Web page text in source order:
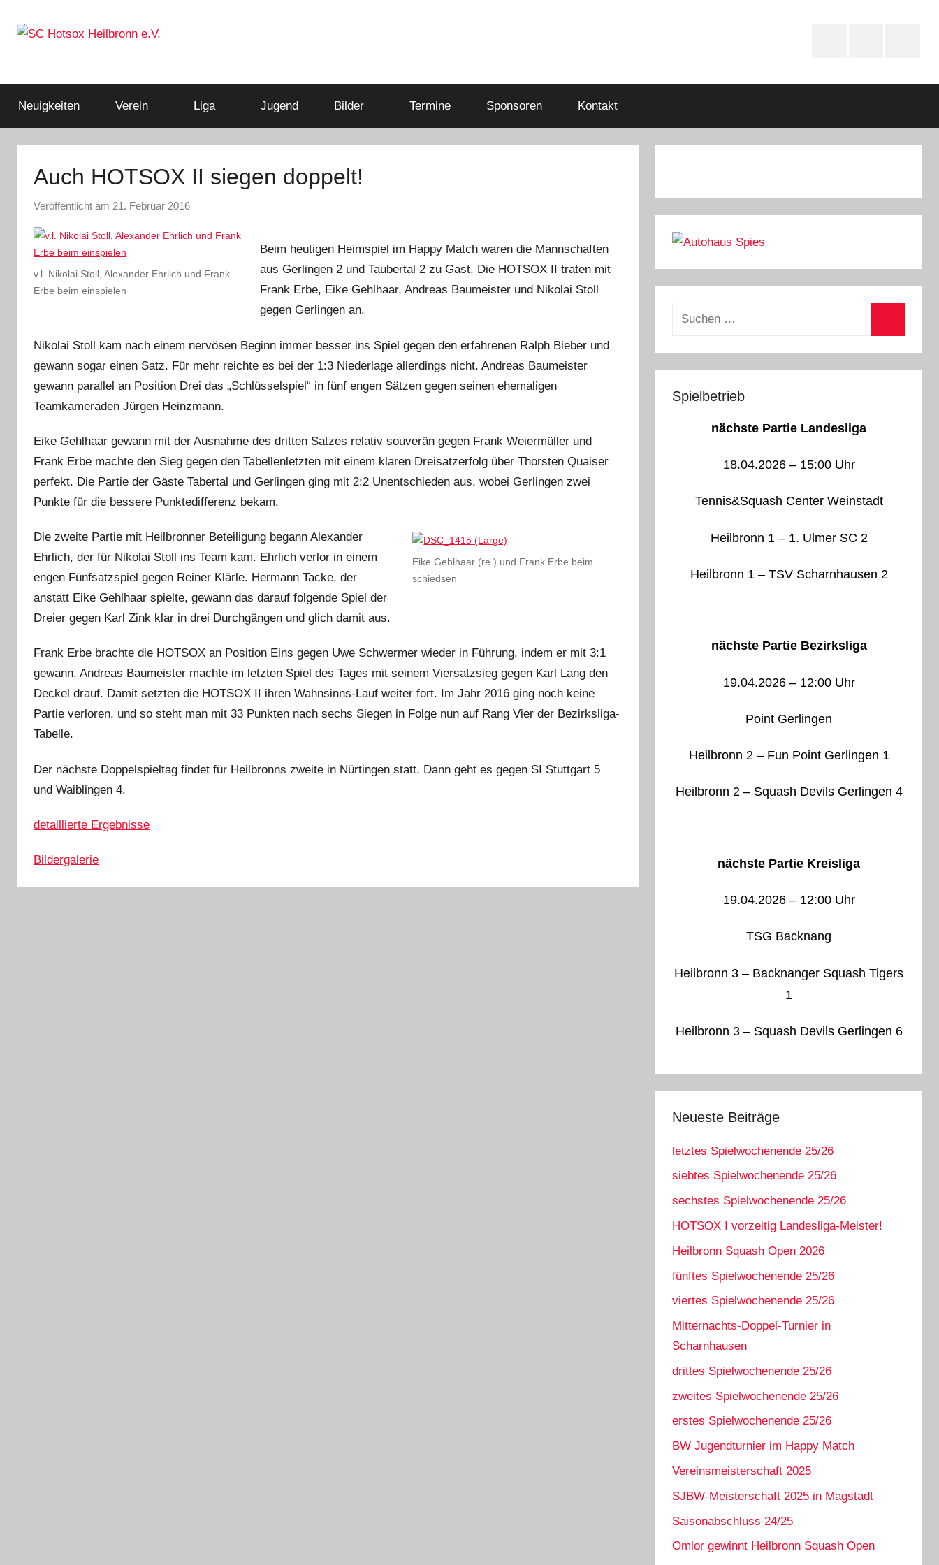
Inhalt
Hotsox
Heilbronn
e.V.
Neuigkeiten Verein Liga Jugend Bilder Termine Sponsoren Kontakt
Auch HOTSOX II siegen doppelt!
Veröffentlicht am 21. Februar 2016
n
d
v.l. Nikolai Stoll, Alexander Ehrlich und Frank
Erbe beim einspielen
Beim heutigen Heimspiel im Happy Match waren die Mannschaften
aus Gerlingen 2 und Taubertal 2 zu Gast. Die HOTSOX II traten mit
Frank Erbe, Eike Gehlhaar, Andreas Baumeister und Nikolai Stoll
gegen Gerlingen an.
Nikolai Stoll kam nach einem nervösen Beginn immer besser ins Spiel gegen den erfahrenen Ralph Bieber und
gewann sogar einen Satz. Für mehr reichte es bei der 1:3 Niederlage allerdings nicht. Andreas Baumeister
gewann parallel an Position Drei das „Schlüsselspiel“ in fünf engen Sätzen gegen seinen ehemaligen
Teamkameraden Jürgen Heinzmann.
Eike Gehlhaar gewann mit der Ausnahme des dritten Satzes relativ souverän gegen Frank Weiermüller und
Frank Erbe machte den Sieg gegen den Tabellenletzten mit einem klaren Dreisatzerfolg über Thorsten Quaiser
perfekt. Die Partie der Gäste Tabertal und Gerlingen ging mit 2:2 Unentschieden aus, wobei Gerlingen zwei
Punkte für die bessere Punktedifferenz bekam.
Eike Gehlhaar (re.) und Frank Erbe beim
schiedsen
Die zweite Partie mit Heilbronner Beteiligung begann Alexander
Ehrlich, der für Nikolai Stoll ins Team kam. Ehrlich verlor in einem
engen Fünfsatzspiel gegen Reiner Klärle. Hermann Tacke, der
anstatt Eike Gehlhaar spielte, gewann das darauf folgende Spiel der
Dreier gegen Karl Zink klar in drei Durchgängen und glich damit aus.
Frank Erbe brachte die HOTSOX an Position Eins gegen Uwe Schwermer wieder in Führung, indem er mit 3:1
gewann. Andreas Baumeister machte im letzten Spiel des Tages mit seinem Viersatzsieg gegen Karl Lang den
Deckel drauf. Damit setzten die HOTSOX II ihren Wahnsinns-Lauf weiter fort. Im Jahr 2016 ging noch keine
Partie verloren, und so steht man mit 33 Punkten nach sechs Siegen in Folge nun auf Rang Vier der Bezirksliga-
Tabelle.
Der nächste Doppelspieltag findet für Heilbronns zweite in Nürtingen statt. Dann geht es gegen SI Stuttgart 5
und Waiblingen 4.
detaillierte Ergebnisse
Bildergalerie
Suchen
Spielbetrieb
nächste Partie Landesliga
18.04.2026 – 15:00 Uhr
Tennis&Squash Center Weinstadt
Heilbronn 1 – 1. Ulmer SC 2
Heilbronn 1 – TSV Scharnhausen 2
nächste Partie Bezirksliga
19.04.2026 – 12:00 Uhr
Point Gerlingen
Heilbronn 2 – Fun Point Gerlingen 1
Heilbronn 2 – Squash Devils Gerlingen 4
nächste Partie Kreisliga
19.04.2026 – 12:00 Uhr
TSG Backnang
Heilbronn 3 – Backnanger Squash Tigers
1
Heilbronn 3 – Squash Devils Gerlingen 6
Neueste Beiträge
letztes Spielwochenende 25/26
siebtes Spielwochenende 25/26
sechstes Spielwochenende 25/26
HOTSOX I vorzeitig Landesliga-Meister!
Heilbronn Squash Open 2026
fünftes Spielwochenende 25/26
viertes Spielwochenende 25/26
Mitternachts-Doppel-Turnier in
Scharnhausen
drittes Spielwochenende 25/26
zweites Spielwochenende 25/26
erstes Spielwochenende 25/26
BW Jugendturnier im Happy Match
Vereinsmeisterschaft 2025
SJBW-Meisterschaft 2025 in Magstadt
Saisonabschluss 24/25
Omlor gewinnt Heilbronn Squash Open